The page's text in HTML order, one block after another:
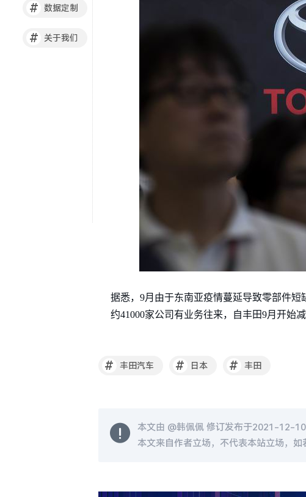
# 数据定制
# 关于我们
据悉，9月由于东南亚疫情蔓延导致零部件
约41000家公司有业务往来，自丰田9月开始
# 丰田汽车 # 日本 # 丰田
本文由 @韩佩佩修订发布于2021-12-
本文来自作者立场，不代表本站立场，